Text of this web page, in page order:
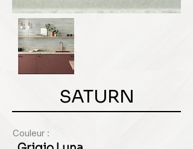
SATURN
Couleur :